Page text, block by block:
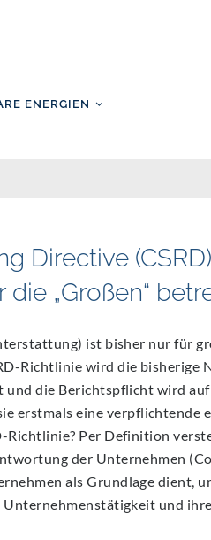
ENERGIEN
Directive
„Großen“
ist bisher nur für
Richtlinie wird die bisherige
und die Berichtspflicht wird
erstmals eine verpflichtende
Richtlinie? Per Definition
der Unternehmen
als Grundlage dient,
Unternehmenstätigkeit und ihre